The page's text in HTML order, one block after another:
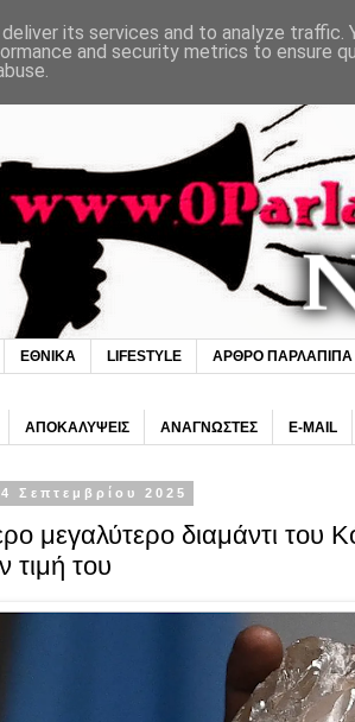
ΕΘΝΙΚΑ LIFESTYLE ΑΡΘΡΟ ΠΑΡΛΑΠΙΠΑ
ΑΠΟΚΑΛΥΨΕΙΣ ΑΝΑΓΝΩΣΤΕΣ E-MAIL
Σεπτεμβρίου 2025
μεγαλύτερο διαμάντι του
τιμή του
its services and to analyze traffic.
and security metrics to ensure